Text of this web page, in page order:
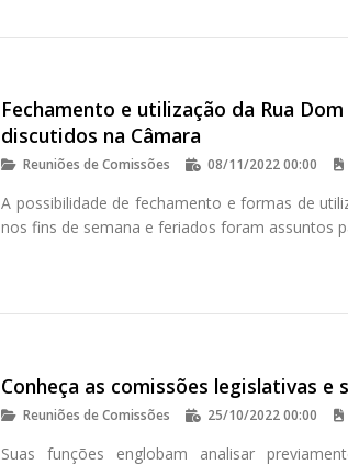
Fechamento e utilização da Rua
discutidos na Câmara
Reuniões de Comissões 08/11/2022 00:00
A possibilidade de fechamento e formas de
nos fins de semana e feriados foram assuntos
Conheça as comissões legislativas e
Reuniões de Comissões 25/10/2022 00:00
Suas funções englobam analisar